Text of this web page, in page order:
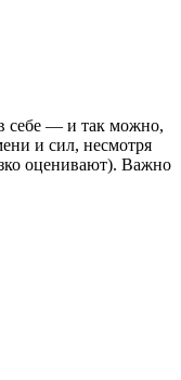
себе — и так можно,
и сил, несмотря
оценивают). Важно